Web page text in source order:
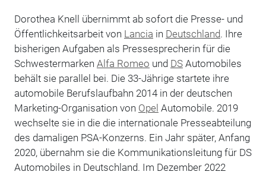
Dorothea Knell übernimmt ab sofort die Presse- und
Öffentlichkeitsarbeit von Lancia in Deutschland. Ihre
bisherigen Aufgaben als Pressesprecherin für die
Schwestermarken Alfa Romeo und DSAutomobiles
behält sie parallel bei. Die 33-Jährige startete ihre
automobile Berufslaufbahn 2014 in der deutschen
Marketing-Organisation von Opel Automobile. 2019
wechselte sie in die die internationale Presseabteilung
des damaligen PSA-Konzerns. Ein Jahr später, Anfang
2020, übernahm sie die Kommunikationsleitung für DS
Automobiles in Deutschland. Im Dezember 2022